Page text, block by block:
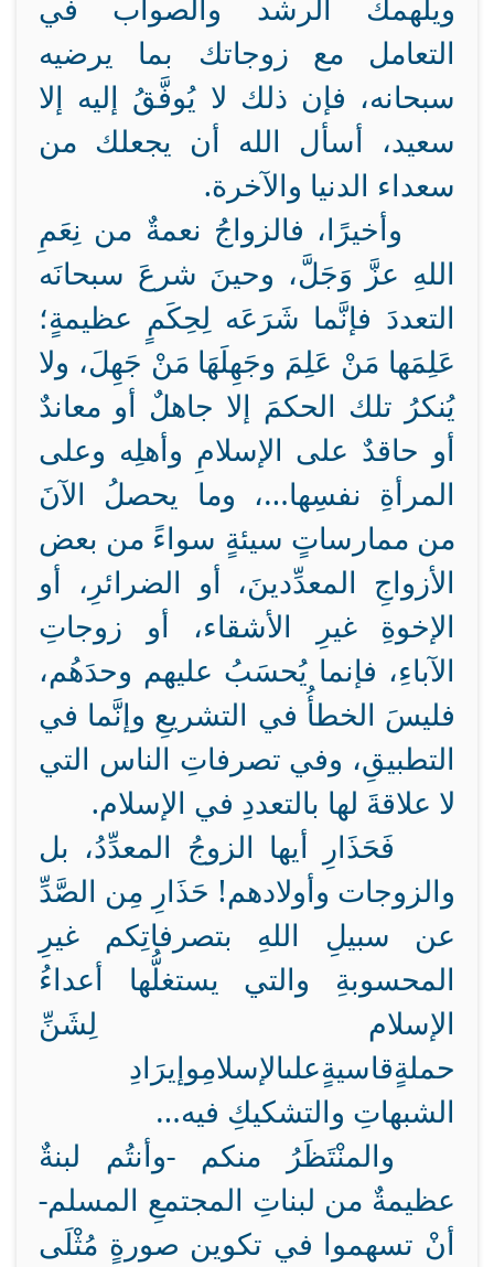
ويلهمك الرشد والصواب في
التعامل مع زوجاتك بما يرضيه
سبحانه، فإن ذلك لا يُوفَّقُ إليه إلا
سعيد، أسأل الله أن يجعلك من
سعداء الدنيا والآخرة.
وأخيرًا، فالزواجُ نعمةٌ من نِعَمِ
اللهِ عزَّ وَجَلَّ، وحينَ شرعَ سبحانَه
التعددَ فإنَّما شَرَعَه لِحِكَمٍ عظيمةٍ؛
عَلِمَها مَنْ عَلِمَ وجَهِلَهَا مَنْ جَهِلَ، ولا
يُنكرُ تلك الحكمَ إلا جاهلٌ أو معاندٌ
أو حاقدٌ على الإسلامِ وأهلِه وعلى
المرأةِ نفسِها…، وما يحصلُ الآنَ
من ممارساتٍ سيئةٍ سواءً من بعض
الأزواجِ المعدِّدينَ، أو الضرائرِ، أو
الإخوةِ غيرِ الأشقاء، أو زوجاتِ
الآباءِ، فإنما يُحسَبُ عليهم وحدَهُم،
فليسَ الخطأُ في التشريعِ وإنَّما في
التطبيقِ، وفي تصرفاتِ الناس التي
لا علاقةَ لها بالتعددِ في الإسلام.
فَحَذَارِ أيها الزوجُ المعدِّدُ، بل
والزوجات وأولادهم! حَذَارِ مِن الصَّدِّ
عن سبيلِ اللهِ بتصرفاتِكم غيرِ
المحسوبةِ والتي يستغلُّها أعداءُ
الإسلام لِشَنِّ
حملةٍقاسيةٍعلىالإسلامِوإيرَادِ
الشبهاتِ والتشكيكِ فيه…
والمنْتَظَرُ منكم -وأنتُم لبنةٌ
عظيمةٌ من لبناتِ المجتمعِ المسلم-
أنْ تسهموا في تكوين صورةٍ مُثْلَى